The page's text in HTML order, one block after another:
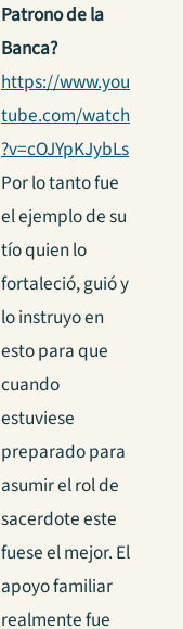
Patrono de la
Banca?
https://www.you
tube.com/watch
?v=cOJYpKJybLs
Por lo tanto fue
el ejemplo de su
tío quien lo
fortaleció, guió y
lo instruyo en
esto para que
cuando
estuviese
preparado para
asumir el rol de
sacerdote este
fuese el mejor. El
apoyo familiar
realmente fue